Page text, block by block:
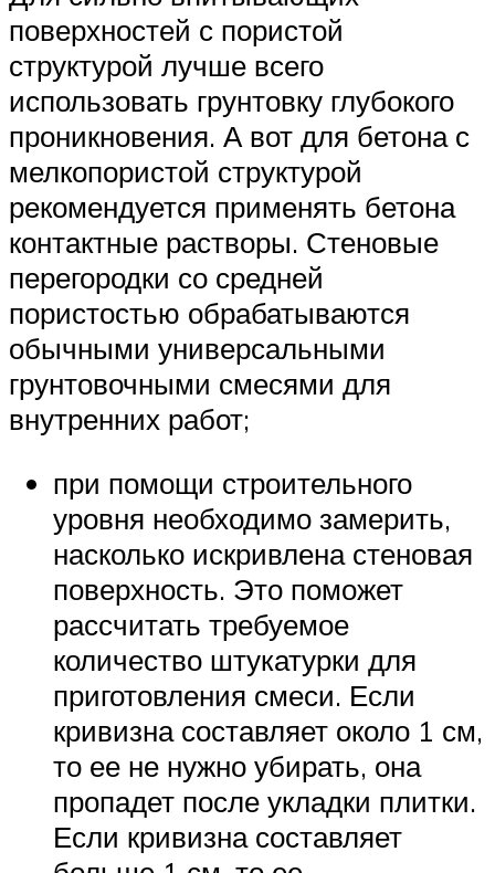
поверхностей с пористой
структурой лучше всего
использовать грунтовку глубокого
проникновения. А вот для бетона с
мелкопористой структурой
рекомендуется применять бетона
контактные растворы. Стеновые
перегородки со средней
пористостью обрабатываются
обычными универсальными
грунтовочными смесями для
внутренних работ;
при помощи строительного
уровня необходимо замерить,
насколько искривлена стеновая
поверхность. Это поможет
рассчитать требуемое
количество штукатурки для
приготовления смеси. Если
кривизна составляет около 1 см,
то ее не нужно убирать, она
пропадет после укладки плитки.
Если кривизна составляет